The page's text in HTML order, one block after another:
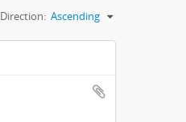
Direction: Ascending